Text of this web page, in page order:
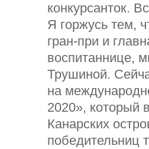
конкурсанток.
Я горжусь тем,
гран-при и
воспитаннице,
Трушиной.
на
2020», который
Канарских
победительниц